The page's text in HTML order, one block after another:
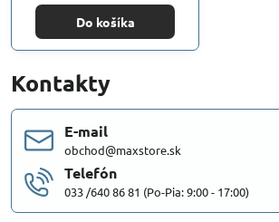
Do košíka
Kontakty
E-mail
obchod@maxstore.sk
Telefón
033 /640 86 81 (Po-Pia: 9:00 - 17:00)